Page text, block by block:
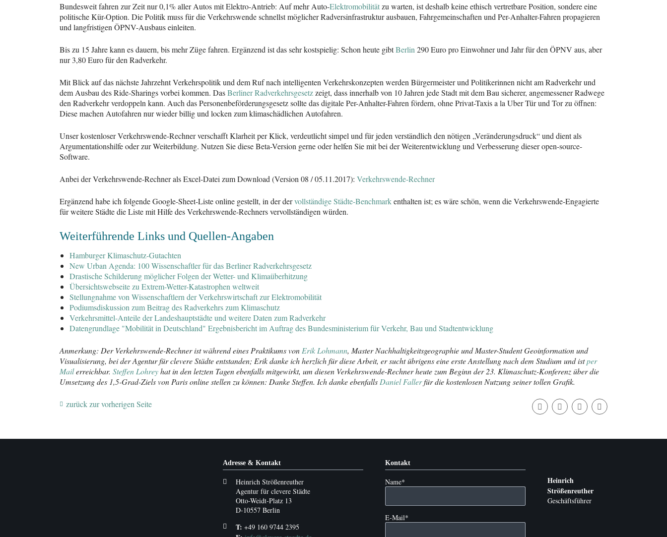
Bundesweit fahren zur Zeit nur 0,1% aller Autos mit Elektro-Antrieb: Auf mehr Auto-Elektromobilitätzu warten, ist deshalb keine ethisch vertretbare Position, sondere eine
politische Kür-Option. Die Politik muss für die Verkehrswende schnellst möglicher Radversinfrastruktur ausbauen, Fahrgemeinschaften und Per-Anhalter-Fahren propagieren
und langfristigen ÖPNV-Ausbaus einleiten.
Bis zu 15 Jahre kann es dauern, bis mehr Züge fahren. Ergänzend ist das sehr kostspielig: Schon heute gibtBerlin 290 Euro pro Einwohner und Jahr für den ÖPNV aus, aber
nur 3,80 Euro für den Radverkehr.
Mit Blick auf das nächste Jahrzehnt Verkehrspolitik und dem Ruf nach intelligenten Verkehrskonzepten werden Bürgermeister und Politikerinnen nicht am Radverkehr und
dem Ausbau des Ride-Sharings vorbei kommen. DasBerliner Radverkehrsgesetzzeigt, dass innerhalb von 10 Jahren jede Stadt mit dem Bau sicherer, angemessener Radwege
den Radverkehr verdoppeln kann. Auch das Personenbeförderungsgesetz sollte das digitale Per-Anhalter-Fahren fördern, ohne Privat-Taxis a la Uber Tür und Tor zu öffnen:
Diese machen Autofahren nur wieder billig und locken zum klimaschädlichen Autofahren.
Unser kostenloser Verkehrswende-Rechner verschafft Klarheit per Klick, verdeutlicht simpel und für jeden verständlich den nötigen „Veränderungsdruck“ und dient als
Argumentationshilfe oder zur Weiterbildung. Nutzen Sie diese Beta-Version gerne oder helfen Sie mit bei der Weiterentwicklung und Verbesserung dieser open-source-
Software.
Anbei der Verkehrswende-Rechner als Excel-Datei zum Download (Version 08 / 05.11.2017):Verkehrswende-Rechner
Ergänzend habe ich folgende Google-Sheet-Liste online gestellt, in der dervollständige Städte-Benchmarkenthalten ist; es wäre schön, wenn die Verkehrswende-Engagierte
für weitere Städte die Liste mit Hilfe des Verkehrswende-Rechners vervollständigen würden.
Weiterführende Links und Quellen-Angaben
Hamburger Klimaschutz-Gutachten
New Urban Agenda: 100 Wissenschaftler für das Berliner Radverkehrsgesetz
Drastische Schilderung möglicher Folgen der Wetter- und Klimaüberhitzung
Übersichtswebseite zu Extrem-Wetter-Katastrophen weltweit
Stellungnahme von Wissenschaftlern der Verkehrswirtschaft zur Elektromobilität
Podiumsdiskussion zum Beitrag des Radverkehrs zum Klimaschutz
Verkehrsmittel-Anteile der Landeshauptstädte und weitere Daten zum Radverkehr
Datengrundlage "Mobilität in Deutschland" Ergebnisbericht im Auftrag des Bundesministerium für Verkehr, Bau und Stadtentwicklung
Anmerkung: Der Verkehrswende-Rechner ist während eines Praktikums von Erik Lohmann, Master Nachhaltigkeitsgeographie und Master-Student Geoinformation und
Visualisierung, bei der Agentur für clevere Städte entstanden; Erik danke ich herzlich für diese Arbeit, er sucht übrigens eine erste Anstellung nach dem Studium und istper
Mailerreichbar.Steffen Lohreyhat in den letzten Tagen ebenfalls mitgewirkt, um diesen Verkehrswende-Rechner heute zum Beginn der 23. Klimaschutz-Konferenz über die
Umsetzung des 1,5-Grad-Ziels von Paris online stellen zu können: Danke Steffen. Ich danke ebenfalls Daniel Fallerfür die kostenlosen Nutzung seiner tollen Grafik.
zurück zur vorherigen Seite
Adresse & Kontakt
Heinrich Strößenreuther
Agentur für clevere Städte
Otto-Weidt-Platz 13
D-10557 Berlin
T: +49 160 9744 2395
Kontakt
Pflichtfeld
Name*
Pflichtfeld
E-Mail*
Heinrich
Strößenreuther
Geschäftsführer